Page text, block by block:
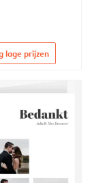
lage prijzen